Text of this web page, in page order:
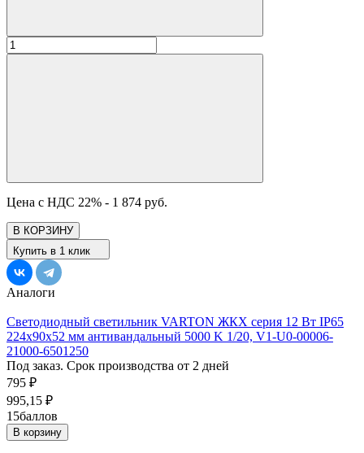
Цена с НДС 22% - 1 874 руб.
В КОРЗИНУ
Купить в 1 клик
Аналоги
Светодиодный светильник VARTON ЖКХ серия 12 Вт IP65
224х90х52 мм антивандальный 5000 K 1/20, V1-U0-00006-
21000-6501250
Под заказ. Срок производства от 2 дней
795 ₽
995,15 ₽
15баллов
В корзину